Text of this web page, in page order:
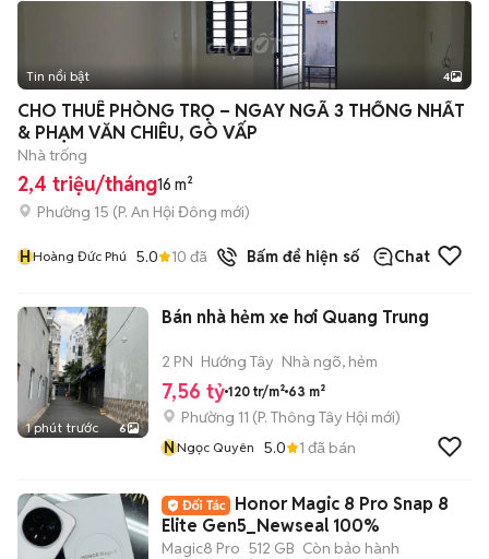
Tin nổi bật 4
CHO THUÊ PHÒNG TRỌ – NGAY NGÃ 3 THỐNG NHẤT
& PHẠM VĂN CHIÊU, GÒ VẤP
Nhà trống
2,4 triệu/tháng16 m²
Phường 15 (P. An Hội Đông mới)
HHoàng Đức Phú 5.0 10 đã bán Bấm để hiện số Chat
1 phút trước 6
Bán nhà hẻm xe hơi Quang Trung
2 PN Hướng Tây Nhà ngõ, hẻm
7,56 tỷ 120 tr/m² 63 m²
Phường 11 (P. Thông Tây Hội mới)
NNgọc Quyên 5.0 1 đã bán
Honor Magic 8 Pro Snap 8
Elite Gen5_Newseal 100%
Magic8 Pro 512 GB Còn bảo hành